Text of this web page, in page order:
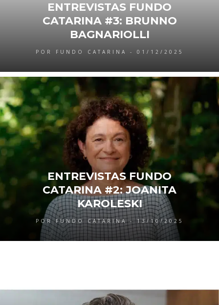
ENTREVISTAS FUNDO
CATARINA #3: BRUNNO
BAGNARIOLLI
POR FUNDO CATARINA - 01/12/2025
ENTREVISTAS FUNDO
CATARINA #2: JOANITA
KAROLESKI
POR FUNDO CATARINA - 13/10/2025